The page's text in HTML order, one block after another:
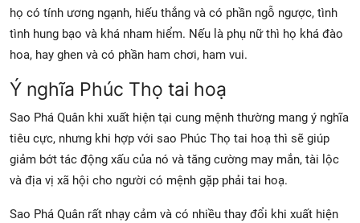
họ có tính ương ngạnh, hiếu thắng và có phần ngỗ ngược, tình
tình hung bạo và khá nham hiểm. Nếu là phụ nữ thì họ khá đào
hoa, hay ghen và có phần ham chơi, ham vui.
Ý nghĩa Phúc Thọ tai hoạ
Sao Phá Quân khi xuất hiện tại cung mệnh thường mang ý nghĩa
tiêu cực, nhưng khi hợp với sao Phúc Thọ tai hoạ thì sẽ giúp
giảm bớt tác động xấu của nó và tăng cường may mắn, tài lộc
và địa vị xã hội cho người có mệnh gặp phải tai hoạ.
Sao Phá Quân rất nhạy cảm và có nhiều thay đổi khi xuất hiện